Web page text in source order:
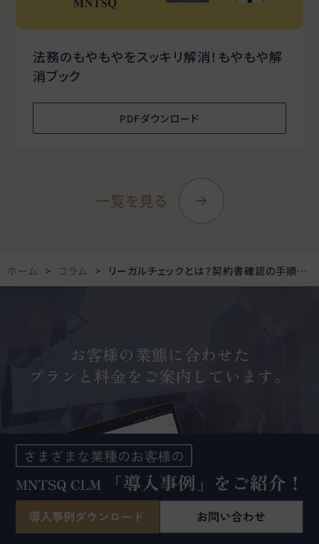
法務のもやもやをスッキリ解消！もやもや解
消ブック
PDFダウンロード
一覧を見る
ホーム コラム リーガルチェックとは？契約書確認の手順と着目すべきポイントを詳しく解説
お客様の業態に合わせた
プランと料金をご案内しています。